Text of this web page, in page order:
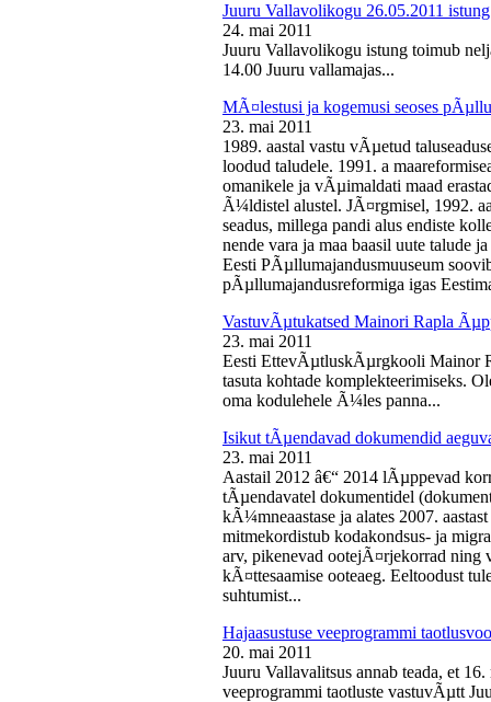
Juuru Vallavolikogu 26.05.2011 istung
24. mai 2011
Juuru Vallavolikogu istung toimub
14.00 Juuru vallamajas...
MÃ¤lestusi ja kogemusi seoses
23. mai 2011
1989. aastal vastu vÃµetud
loodud taludele. 1991. a
omanikele ja vÃµimaldati maad
Ã¼ldistel alustel. JÃ¤rgmisel, 1992.
seadus, millega pandi alus endiste
nende vara ja maa baasil uute talude
Eesti PÃµllumajandusmuuseum
pÃµllumajandusreformiga igas
VastuvÃµtukatsed Mainori Rapla
23. mai 2011
Eesti EttevÃµtluskÃµrgkooli Mainor
tasuta kohtade komplekteerimiseks.
oma kodulehele Ã¼les panna...
Isikut tÃµendavad dokumendid
23. mai 2011
Aastail 2012 â€“ 2014 lÃµppevad
tÃµendavatel dokumentidel
kÃ¼mneaastase ja alates 2007.
mitmekordistub kodakondsus- ja
arv, pikenevad ootejÃ¤rjekorrad ning
kÃ¤ttesaamise ooteaeg. Eeltoodust
suhtumist...
Hajaasustuse veeprogrammi
20. mai 2011
Juuru Vallavalitsus annab teada, et
veeprogrammi taotluste vastuvÃµtt